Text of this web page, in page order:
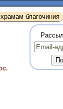
благочиния